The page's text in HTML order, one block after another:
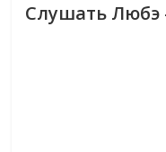
Слушать